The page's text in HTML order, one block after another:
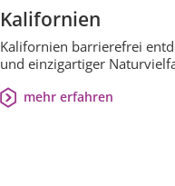
Kalifornien
Kalifornien barrierefrei
und einzigartiger
mehr erfahren